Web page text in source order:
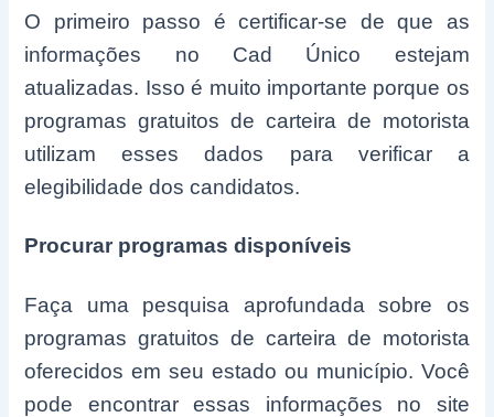
O primeiro passo é certificar-se de que as
informações no Cad Único estejam
atualizadas. Isso é muito importante porque os
programas gratuitos de carteira de motorista
utilizam esses dados para verificar a
elegibilidade dos candidatos.
Procurar programas disponíveis
Faça uma pesquisa aprofundada sobre os
programas gratuitos de carteira de motorista
oferecidos em seu estado ou município. Você
pode encontrar essas informações no site